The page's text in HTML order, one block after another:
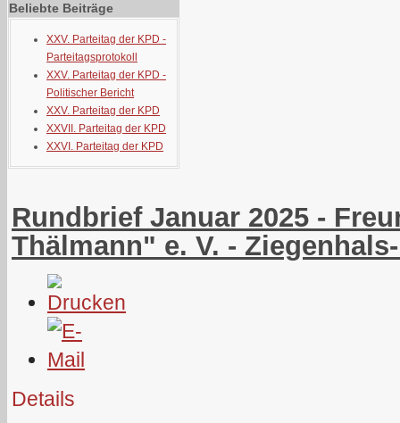
Beliebte Beiträge
XXV. Parteitag der KPD -
Parteitagsprotokoll
XXV. Parteitag der KPD -
Politischer Bericht
XXV. Parteitag der KPD
XXVII. Parteitag der KPD
XXVI. Parteitag der KPD
Rundbrief Januar 2025 -
Thälmann" e. V. -
Details